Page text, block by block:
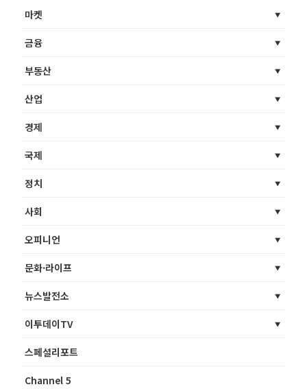
마켓
금융
부동산
산업
경제
국제
정치
사회
오피니언
문화·라이프
뉴스발전소
이투데이TV
스페셜리포트
Channel 5